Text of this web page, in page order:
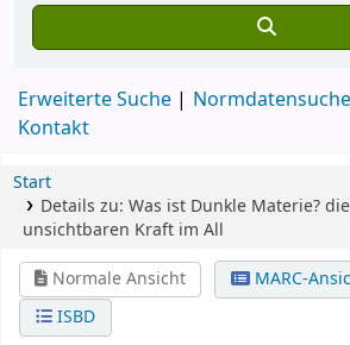
Erweiterte Suche Normdatensuche
Kontakt
Start
Details zu: Was ist Dunkle Materie?
unsichtbaren Kraft im All
Normale Ansicht
MARC-
ISBD